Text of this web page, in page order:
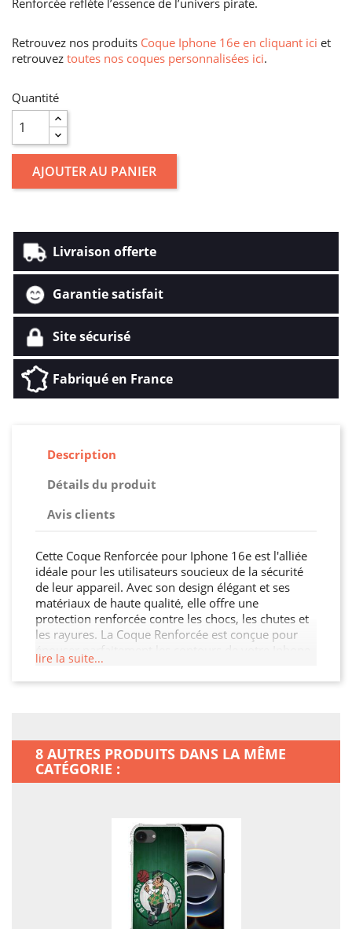
Retrouvez nos produits Coque Iphone 16e en cliquant ici et
retrouvez toutes nos coques personnalisées ici.
Quantité
AJOUTER AU PANIER
Livraison offerte
Garantie satisfait
Site sécurisé
Fabriqué en France
Description
Détails du produit
Avis clients
Cette Coque Renforcée pour Iphone 16e est l'alliée
idéale pour les utilisateurs soucieux de la sécurité
de leur appareil. Avec son design élégant et ses
matériaux de haute qualité, elle offre une
protection renforcée contre les chocs, les chutes et
les rayures. La Coque Renforcée est conçue pour
épouser parfaitement les contours de votre Iphone
16e, garantissant ainsi une protection sans
compromis tout en préservant son esthétique. De
lire la suite...
8 AUTRES PRODUITS DANS LA MÊME
CATÉGORIE :